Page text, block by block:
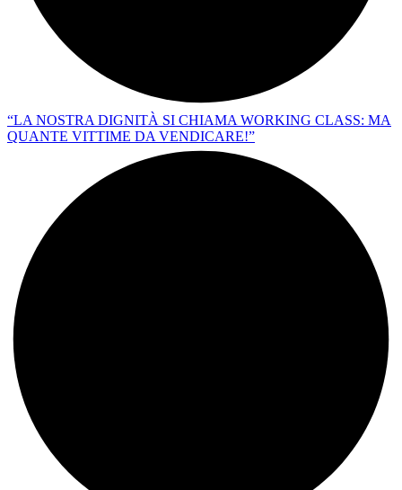
“LA NOSTRA DIGNITÀ SI CHIAMA WORKING CLASS: MA
QUANTE VITTIME DA VENDICARE!”